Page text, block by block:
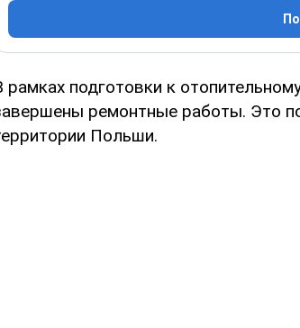
рамках подготовки к
ремонтные работы. Это
Польши.